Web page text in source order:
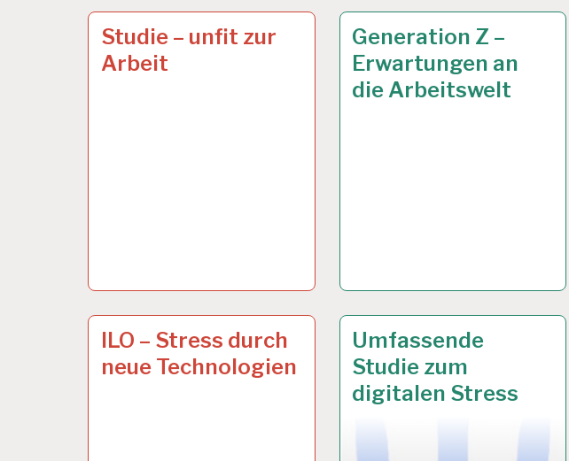
50PLUS…
Studie – unfit zur
Arbeit
19 APR. 2021
ARBEIT
UND
GESUNDHEIT…
Generation Z –
Erwartungen an
die Arbeitswelt
8 OKT. 2019
12-
STUNDEN-
ARBEITSTAG…
ILO – Stress durch
neue Technologien
19 APR. 2019
12-
STUNDEN-
ARBEITSTAG…
Umfassende
Studie zum
digitalen Stress
20 NOV. 2018